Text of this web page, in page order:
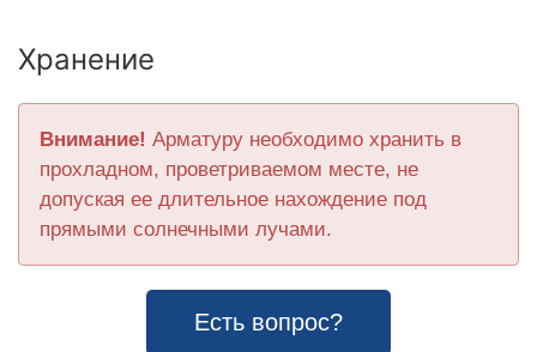
Хранение
Внимание! Арматуру необходимо хранить в
прохладном, проветриваемом месте, не
допуская ее длительное нахождение под
прямыми солнечными лучами.
Есть вопрос?